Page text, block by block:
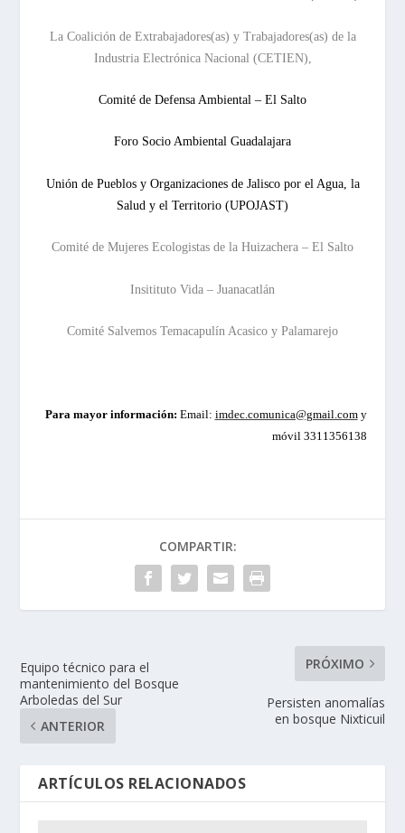
La Coalición de Extrabajadores(as) y Trabajadores(as) de la
Industria Electrónica Nacional (CETIEN),
Comité de Defensa Ambiental – El Salto
Foro Socio Ambiental Guadalajara
Unión de Pueblos y Organizaciones de Jalisco por el Agua, la
Salud y el Territorio (UPOJAST)
Comité de Mujeres Ecologistas de la Huizachera – El Salto
Insitituto Vida – Juanacatlán
Comité Salvemos Temacapulín Acasico y Palamarejo
Para mayor información: Email: imdec.comunica@gmail.comy
móvil 3311356138
COMPARTIR:
Equipo técnico para el
mantenimiento del Bosque
Arboledas del Sur
ANTERIOR
PRÓXIMO
Persisten anomalías
en bosque Nixticuil
ARTÍCULOS RELACIONADOS